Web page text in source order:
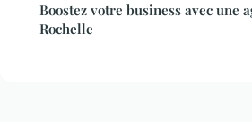
Boostez votre business avec une
Rochelle